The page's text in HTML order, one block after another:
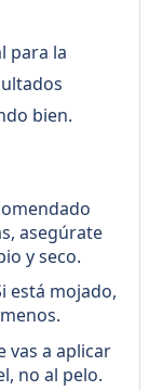
para la
bien.
asegúrate
y seco.
está mojado,
vas a aplicar
no al pelo.